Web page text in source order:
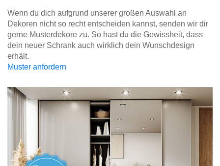
Wenn du dich aufgrund unserer großen Auswahl an
Dekoren nicht so recht entscheiden kannst, senden wir dir
gerne Musterdekore zu. So hast du die Gewissheit, dass
dein neuer Schrank auch wirklich dein Wunschdesign
erhält.
Muster anfordern